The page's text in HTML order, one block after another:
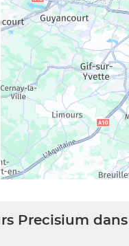
Precisium